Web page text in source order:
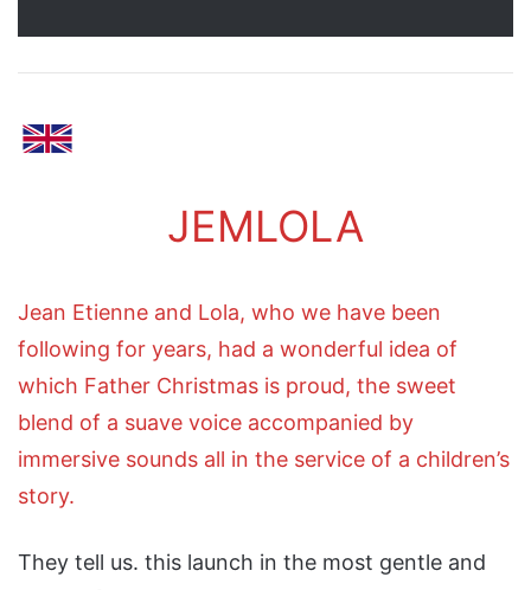
JEMLOLA
Jean Etienne and Lola, who we have been
following for years, had a wonderful idea of
which Father Christmas is proud, the sweet
blend of a suave voice accompanied by
immersive sounds all in the service of a children’s
story.
They tell us. this launch in the most gentle and